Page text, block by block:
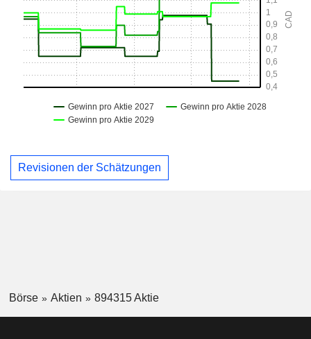
Revisionen der Schätzungen
Börse Aktien 894315 Aktie